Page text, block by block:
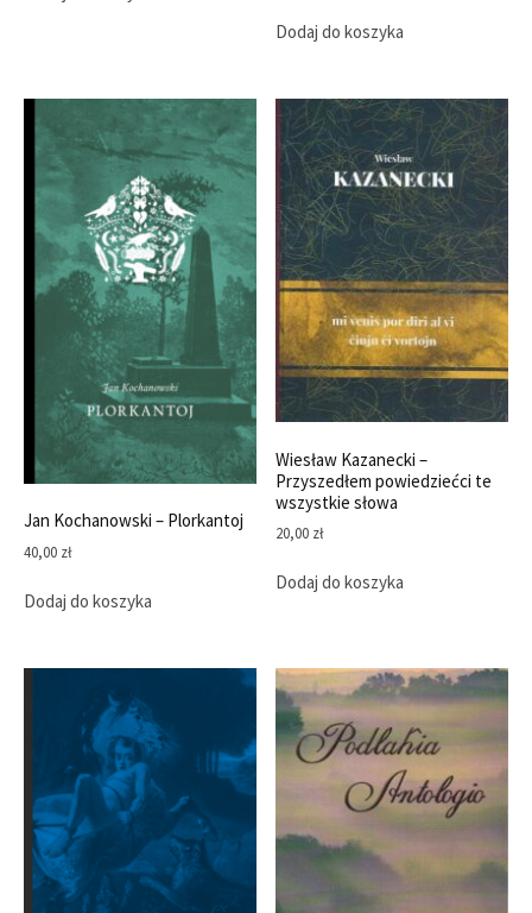
Dodaj do koszyka
Jan Kochanowski – Plorkantoj
40,00 zł
Dodaj do koszyka
Wiesław Kazanecki –
Przyszedłem powiedziećci te
wszystkie słowa
20,00 zł
Dodaj do koszyka